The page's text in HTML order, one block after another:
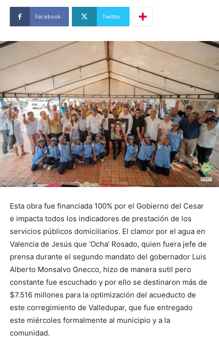
Facebook Twitter
Esta obra fue financiada 100% por el Gobierno del Cesar
e impacta todos los indicadores de prestación de los
servicios públicos domiciliarios. El clamor por el agua en
Valencia de Jesús que ‘Ocha’ Rosado, quien fuera jefe de
prensa durante el segundo mandato del gobernador Luis
Alberto Monsalvo Gnecco, hizo de manera sutil pero
constante fue escuchado y por ello se destinaron más de
$7.516 millones para la optimización del acueducto de
este corregimiento de Valledupar, que fue entregado
este miércoles formalmente al municipio y a la
comunidad.